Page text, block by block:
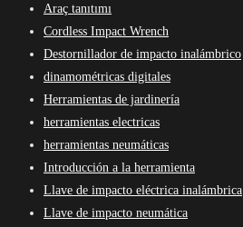
Araç tanıtımı
Cordless Impact Wrench
Destornillador de impacto inalámbrico
dinamométricas digitales
Herramientas de jardinería
herramientas electricas
herramientas neumáticas
Introducción a la herramienta
Llave de impacto eléctrica inalámbrica
Llave de impacto neumática